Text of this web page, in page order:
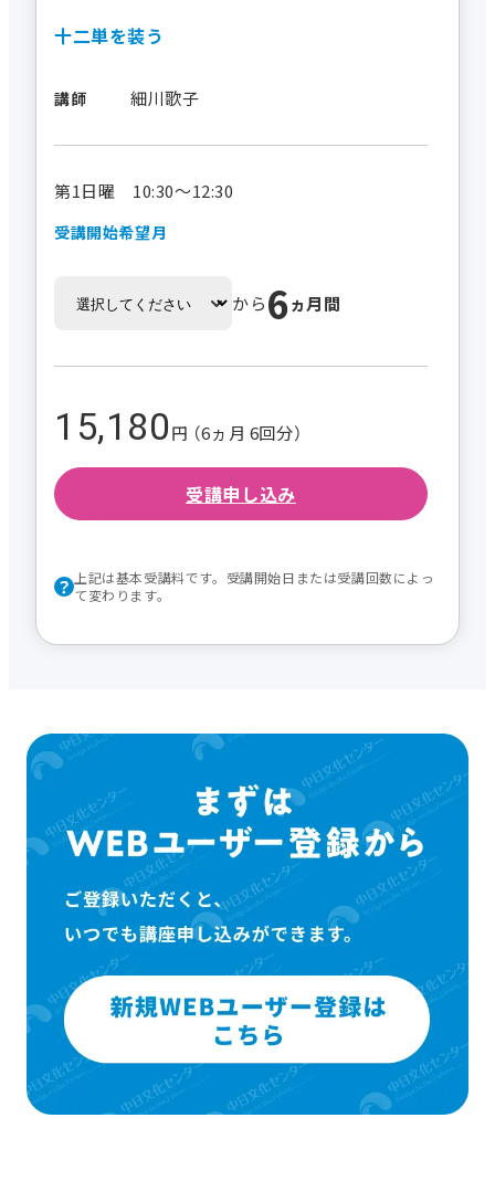
十二単を装う
講師 細川歌子
第1日曜 10:30～12:30
受講開始希望月
から6ヵ月間
15,180円 （6ヵ月 6回分）
受講申し込み
上記は基本受講料です。受講開始日または受講回数によっ
て変わります。